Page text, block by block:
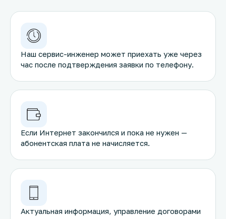
Подключиться к КазахТелеком
Наш сервис-инженер может приехать уже через
час после подтверждения заявки по телефону.
Если Интернет закончился и пока не нужен —
абонентская плата не начисляется.
Актуальная информация, управление договорами